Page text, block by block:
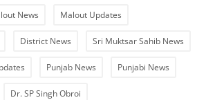
News Malout Updates
District News Sri Muktsar Sahib News
Punjab News Punjabi News
Dr. SP Singh Obroi